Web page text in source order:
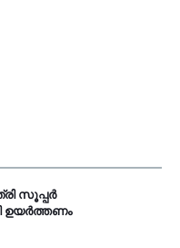
സൂപ്പർ
ഉയർത്തണം